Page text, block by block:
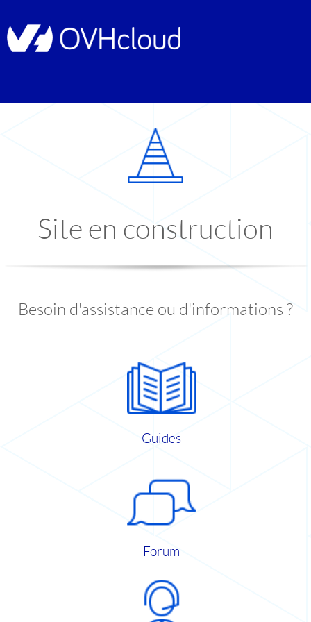
Site en construction
Besoin d'assistance ou d'informations ?
Guides
Forum